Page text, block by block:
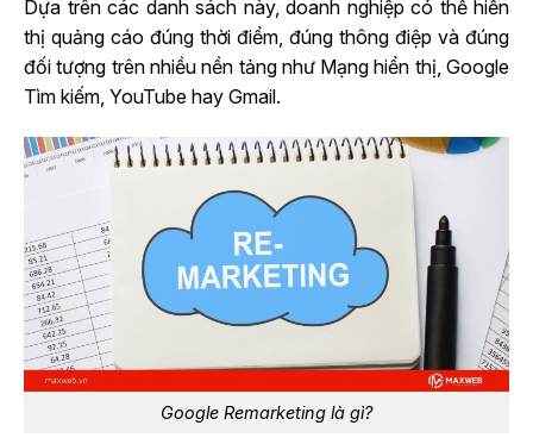
Dựa trên các danh sách này, doanh nghiệp có thể hiển
thị quảng cáo đúng thời điểm, đúng thông điệp và đúng
đối tượng trên nhiều nền tảng như Mạng hiển thị, Google
Tìm kiếm, YouTube hay Gmail.
Google Remarketing là gì?